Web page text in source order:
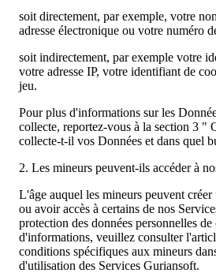
soit directement, par exemple, votre
adresse électronique ou votre numéro
soit indirectement, par exemple votre
votre adresse IP, votre identifiant de
jeu.
Pour plus d'informations sur les
collecte, reportez-vous à la section 3 "
collecte-t-il vos Données et dans quel
2. Les mineurs peuvent-ils accéder à
L'âge auquel les mineurs peuvent
ou avoir accès à certains de nos
protection des données personnelles
d'informations, veuillez consulter
conditions spécifiques aux mineurs
d'utilisation des Services Guriansoft.